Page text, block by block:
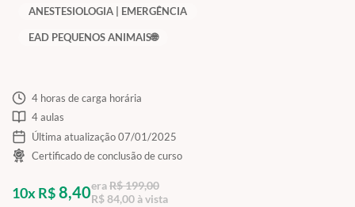
ANESTESIOLOGIA | EMERGÊNCIA
EAD PEQUENOS ANIMAIS🌐
4 horas de carga horária
4 aulas
Última atualização 07/01/2025
Certificado de conclusão de curso
10x R$8,40eraR$ 199,00
R$ 84,00 à vista